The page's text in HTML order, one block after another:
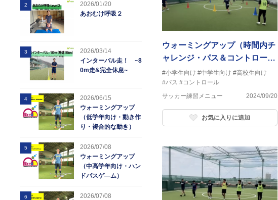
2
2026/01/20
あおむけ呼吸２
3
2026/03/14
インターバル走！ ~8
0m走&完全休息~
4
2026/06/15
ウォーミングアップ
（低学年向け・動き作
り・複合的な動き）
5
2026/07/08
ウォーミングアップ
（中高学年向け・ハン
ドパスゲ―ム）
6
2026/07/08
ウォーミングアップ（時間内チ
ャレンジ・パス＆コントロー
ル）
#小学生向け #中学生向け #高校生向け
#パス #コントロール
サッカー練習メニュー
2024/09/20
お気に入りに追加